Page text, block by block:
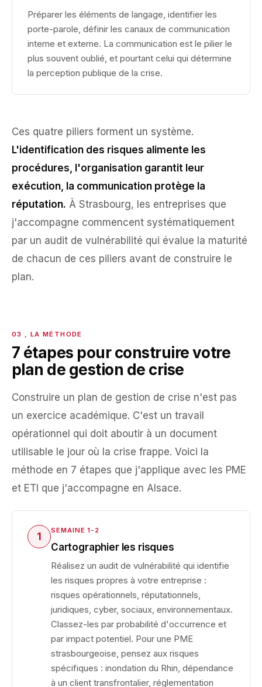
Préparer les éléments de langage, identifier les
porte-parole, définir les canaux de communication
interne et externe. La communication est le pilier le
plus souvent oublié, et pourtant celui qui détermine
la perception publique de la crise.
Ces quatre piliers forment un système.
L'identification des risques alimente les
procédures, l'organisation garantit leur
exécution, la communication protège la
réputation. À Strasbourg, les entreprises que
j'accompagne commencent systématiquement
par un audit de vulnérabilité qui évalue la maturité
de chacun de ces piliers avant de construire le
plan.
7 étapes pour construire votre
plan de gestion de crise
Construire un plan de gestion de crise n'est pas
un exercice académique. C'est un travail
opérationnel qui doit aboutir à un document
utilisable le jour où la crise frappe. Voici la
méthode en 7 étapes que j'applique avec les PME
et ETI que j'accompagne en Alsace.
1
SEMAINE 1-2
Cartographier les risques
Réalisez un audit de vulnérabilité qui identifie
les risques propres à votre entreprise :
risques opérationnels, réputationnels,
juridiques, cyber, sociaux, environnementaux.
Classez-les par probabilité d'occurrence et
par impact potentiel. Pour une PME
strasbourgeoise, pensez aux risques
spécifiques : inondation du Rhin, dépendance
à un client transfrontalier, réglementation